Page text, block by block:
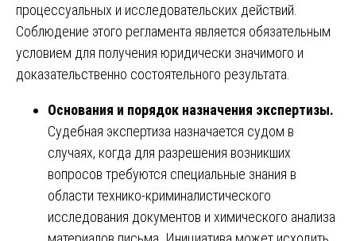
процессуальных и исследовательских действий.
Соблюдение этого регламента является обязательным
условием для получения юридически значимого и
доказательственно состоятельного результата.
Основания и порядок назначения экспертизы.
Судебная экспертиза назначается судом в
случаях, когда для разрешения возникших
вопросов требуются специальные знания в
области технико-криминалистического
исследования документов и химического анализа